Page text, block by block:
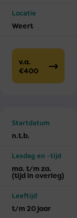
Locatie
Weert
v.a.
€400
Startdatum
n.t.b.
Lesdag en -tijd
ma. t/m za.
(tijd in overleg)
Leeftijd
t/m 20 jaar